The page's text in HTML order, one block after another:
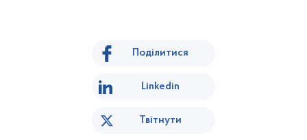
Поділитися
Linkedin
Твітнути